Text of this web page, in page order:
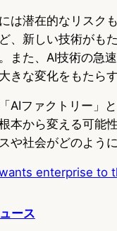
は潜在的なリスク
、新しい技術がも
また、AI技術の急
きな変化をもたら
AIファクトリー」
本から変える可能
や社会がどのよう
enterprise to
ース